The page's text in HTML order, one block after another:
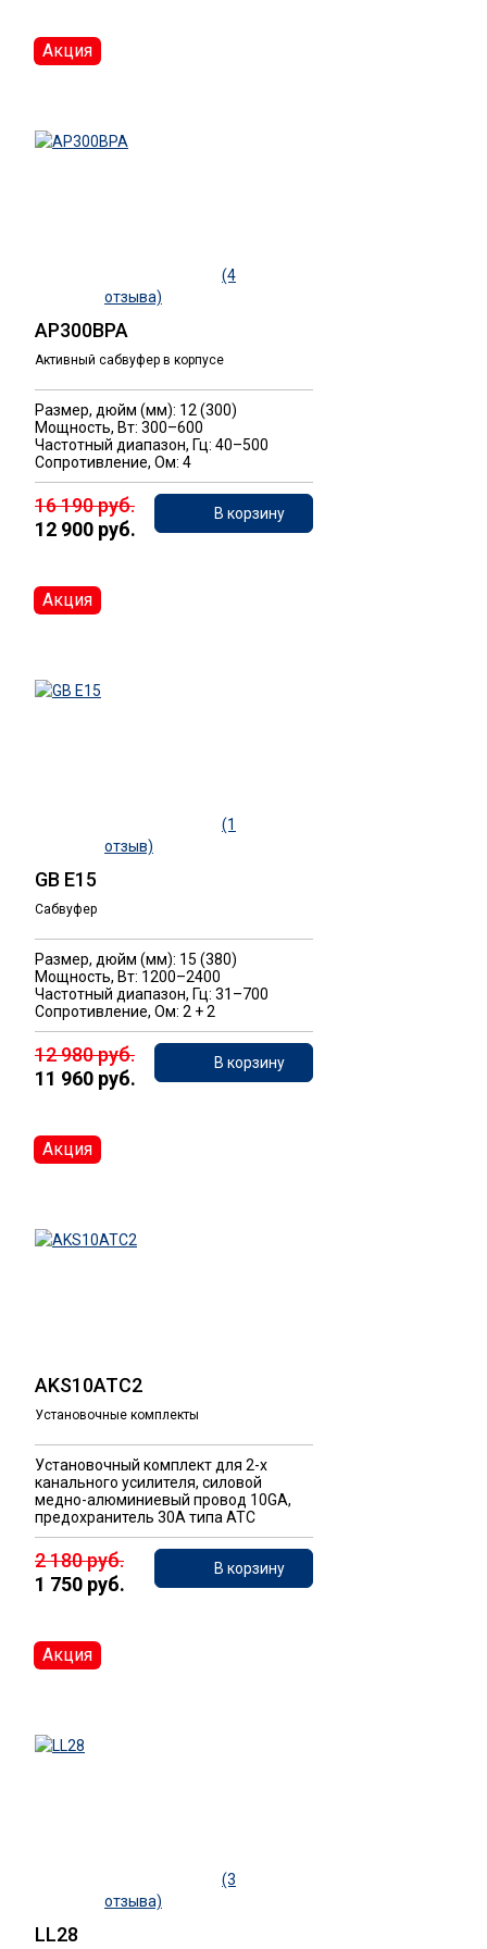
(4
отзыва)
AP300BPA
Активный сабвуфер в корпусе
Размер, дюйм (мм): 12 (300)
Мощность, Вт: 300–600
Частотный диапазон, Гц: 40–500
Сопротивление, Ом: 4
16 190 руб.
12 900 руб.
В корзину
Акция
(1
отзыв)
GB E15
Сабвуфер
Размер, дюйм (мм): 15 (380)
Мощность, Вт: 1200–2400
Частотный диапазон, Гц: 31–700
Сопротивление, Ом: 2 + 2
12 980 руб.
11 960 руб.
В корзину
Акция
AKS10ATC2
Установочные комплекты
Установочный комплект для 2-х
канального усилителя, силовой
медно-алюминиевый провод 10GA,
предохранитель 30А типа ATC
2 180 руб.
1 750 руб.
В корзину
Акция
(3
отзыва)
LL28
Акция